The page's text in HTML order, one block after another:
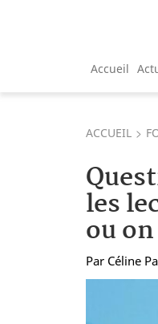
Accueil
ACCUEIL
les
ou
Par Céline